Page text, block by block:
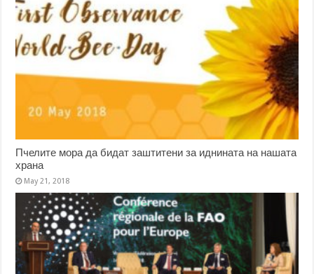
Пчелите мора да бидат заштитени за иднината на нашата
храна
May 21, 2018